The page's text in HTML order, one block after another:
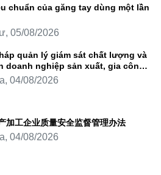
chuẩn của găng tay dùng một lần
05/08/2026
quản lý giám sát chất lượng và
doanh nghiệp sản xuất, gia công
04/08/2026
加工企业质量安全监督管理办法
04/08/2026